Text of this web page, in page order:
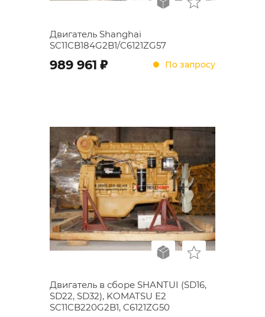
Двигатель Shanghai
SC11CB184G2B1/C6121ZG57
989 961 ; По запросу
Двигатель в сборе SHANTUI (SD16,
SD22, SD32), KOMATSU Е2
SC11CB220G2B1, C6121ZG50